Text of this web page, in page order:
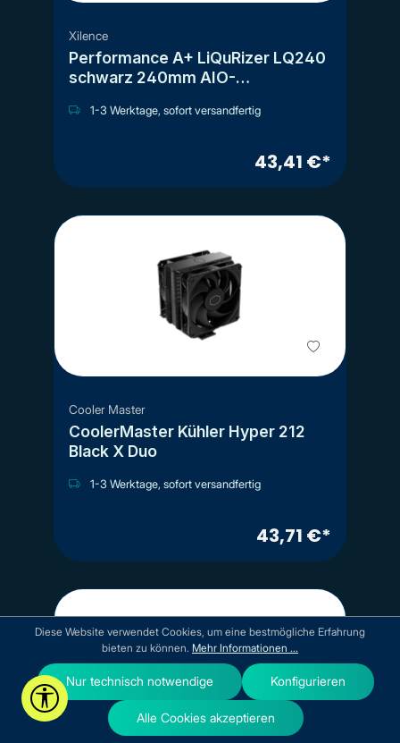
Xilence
Performance A+ LiQuRizer LQ240
schwarz 240mm AIO-
1-3 Werktage, sofort versandfertig
43,41 €*
Cooler Master
CoolerMaster Kühler Hyper 212
Black X Duo
1-3 Werktage, sofort versandfertig
43,71 €*
Werkzeugleiste anzeigen
Diese Website verwendet Cookies, um eine bestmögliche Erfahrung
bieten zu können. Mehr Informationen ...
Nur technisch notwendige Konfigurieren
Alle Cookies akzeptieren